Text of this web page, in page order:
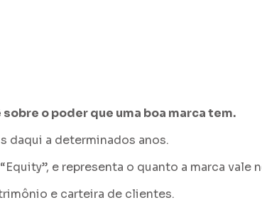
o poder que uma boa marca tem.
daqui a determinados anos.
e representa o quanto a marca vale
e carteira de clientes.